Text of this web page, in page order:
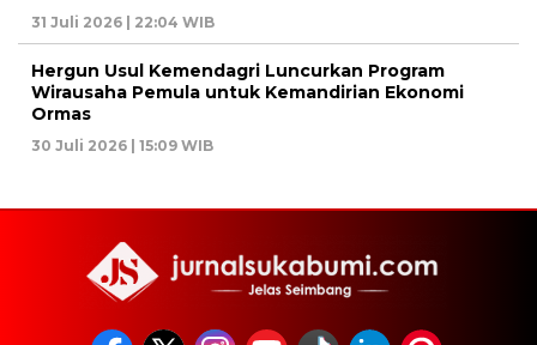
31 Juli 2026 | 22:04 WIB
Hergun Usul Kemendagri Luncurkan Program
Wirausaha Pemula untuk Kemandirian Ekonomi
Ormas
30 Juli 2026 | 15:09 WIB